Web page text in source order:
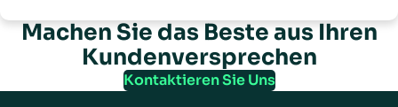
Machen Sie das Beste aus Ihren
Kundenversprechen
Kontaktieren Sie Uns